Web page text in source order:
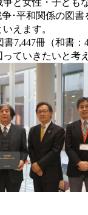
と女性・子ども
･平和関係の図
えます。
書7,447冊（和書：
ていきたいと考